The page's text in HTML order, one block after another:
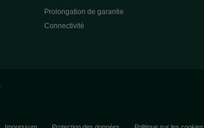
Prolongation de garantie
Connectivité